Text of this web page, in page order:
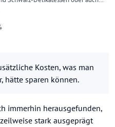
bei allen Anbietern
zu schimpfen und den anderen zu
Viel Ärger, Lauferei und ev.
man sich, bei ev. Recherche
Kosten, was man
hätte sparen können.
immerhin herausgefunden,
stark ausgeprägt